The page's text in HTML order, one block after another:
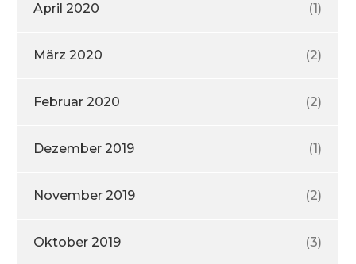
April 2020 (1)
März 2020 (2)
Februar 2020 (2)
Dezember 2019 (1)
November 2019 (2)
Oktober 2019 (3)